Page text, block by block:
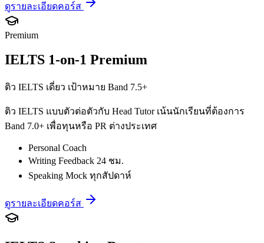
ดูรายละเอียดคอร์ส
Premium
IELTS 1-on-1 Premium
ติว IELTS เดี่ยว เป้าหมาย Band 7.5+
ติว IELTS แบบตัวต่อตัวกับ Head Tutor เน้นนักเรียนที่ต้องการ
Band 7.0+ เพื่อทุนหรือ PR ต่างประเทศ
Personal Coach
Writing Feedback 24 ชม.
Speaking Mock ทุกสัปดาห์
ดูรายละเอียดคอร์ส